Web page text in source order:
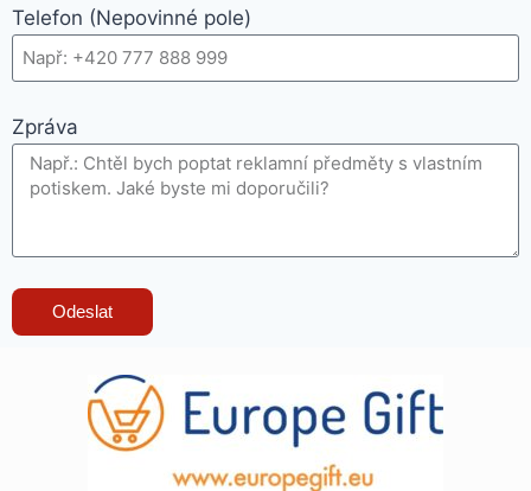
Telefon (Nepovinné pole)
Zpráva
Odeslat